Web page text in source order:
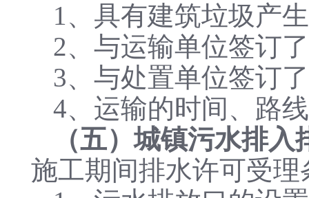
1、具有建筑垃圾产
2、与运输单位签订
3、与处置单位签订
4、运输的时间、路
（五）城镇污水排
施工期间排水许可受理